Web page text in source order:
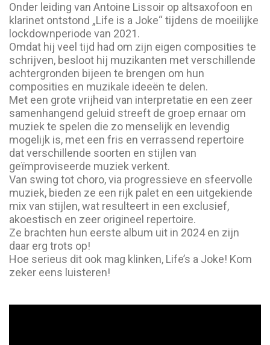
Onder leiding van Antoine Lissoir op altsaxofoon en
klarinet ontstond „Life is a Joke“ tijdens de moeilijke
lockdownperiode van 2021.
Omdat hij veel tijd had om zijn eigen composities te
schrijven, besloot hij muzikanten met verschillende
achtergronden bijeen te brengen om hun
composities en muzikale ideeën te delen.
Met een grote vrijheid van interpretatie en een zeer
samenhangend geluid streeft de groep ernaar om
muziek te spelen die zo menselijk en levendig
mogelijk is, met een fris en verrassend repertoire
dat verschillende soorten en stijlen van
geïmproviseerde muziek verkent.
Van swing tot choro, via progressieve en sfeervolle
muziek, bieden ze een rijk palet en een uitgekiende
mix van stijlen, wat resulteert in een exclusief,
akoestisch en zeer origineel repertoire.
Ze brachten hun eerste album uit in 2024 en zijn
daar erg trots op!
Hoe serieus dit ook mag klinken, Life’s a Joke! Kom
zeker eens luisteren!